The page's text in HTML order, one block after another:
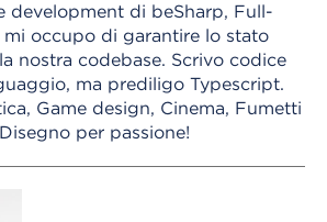
development di beSharp, Full-
mi occupo di garantire lo stato
nostra codebase. Scrivo codice
ma prediligo Typescript.
Game design, Cinema, Fumetti
per passione!